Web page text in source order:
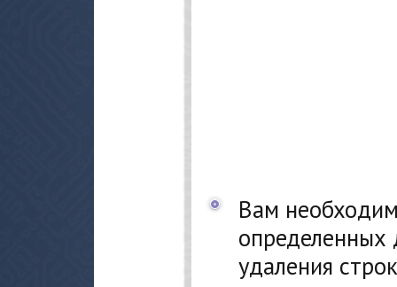
Вам
определенных
удаления